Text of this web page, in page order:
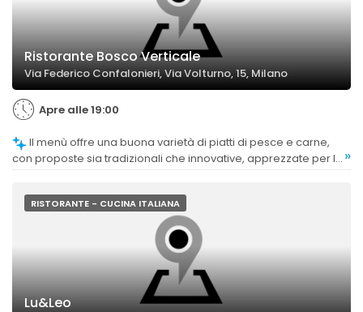
Ristorante Bosco Verticale
Via Federico Confalonieri, Via Volturno, 15, Milano
Apre alle 19:00
con proposte sia tradizionali che innovative, apprezzate per la »
RISTORANTE - CUCINA ITALIANA
Lu&Leo